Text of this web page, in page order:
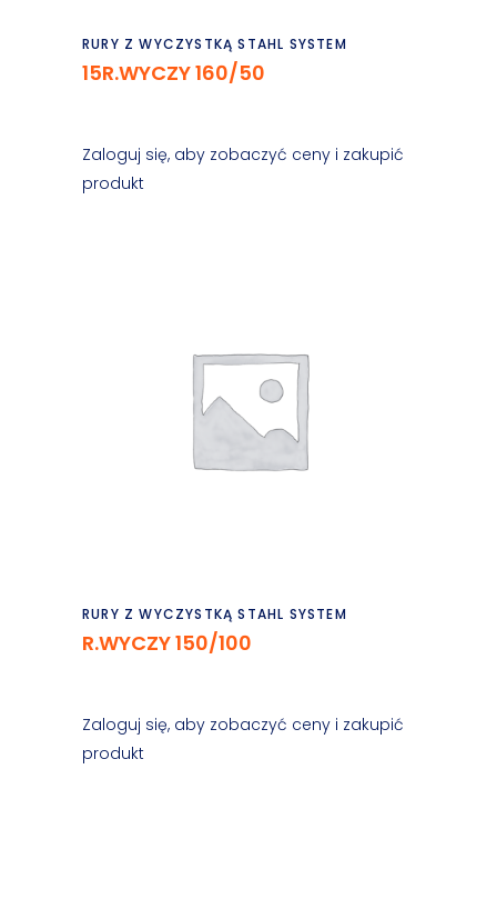
Czytaj dalej
RURY Z WYCZYSTKĄ STAHL SYSTEM
15R.WYCZY 160/50
Zaloguj się, aby zobaczyć ceny i zakupić
produkt
Czytaj dalej
RURY Z WYCZYSTKĄ STAHL SYSTEM
R.WYCZY 150/100
Zaloguj się, aby zobaczyć ceny i zakupić
produkt